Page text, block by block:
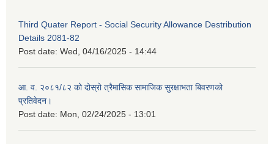
Third Quater Report - Social Security Allowance Destribution
Details 2081-82
Post date: Wed, 04/16/2025 - 14:44
आ. व. २०८१/८२ को दोस्रो त्रैमासिक सामाजिक सुरक्षाभता बिवरणको
प्रतिवेदन।
Post date: Mon, 02/24/2025 - 13:01